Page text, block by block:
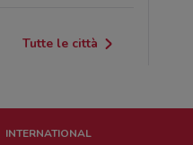
Tutte le città
INTERNATIONAL